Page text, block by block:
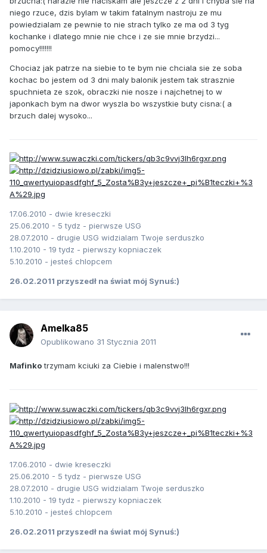
niego rzuce, dzis bylam w takim fatalnym nastroju ze mu
powiedzialam ze pewnie to nie strach tylko ze ma od 3 tyg
kochanke i dlatego mnie nie chce i ze sie mnie brzydzi...
pomocy!!!!!!!
Chociaz jak patrze na siebie to te bym nie chciala sie ze soba
kochac bo jestem od 3 dni maly balonik jestem tak strasznie
spuchnieta ze szok, obraczki nie nosze i najchetnej to w
japonkach bym na dwor wyszla bo wszystkie buty cisna:( a
brzuch dalej wysoko...
17.06.2010 - dwie kreseczki
25.06.2010 - 5 tydz - pierwsze USG
28.07.2010 - drugie USG widzialam Twoje serduszko
1.10.2010 - 19 tydz - pierwszy kopniaczek
5.10.2010 - jesteś chlopcem
26.02.2011 przyszedł na świat mój Synuś:)
Amelka85
Opublikowano 31 Stycznia 2011
Mafinkotrzymam kciuki za Ciebie i malenstwo!!!
17.06.2010 - dwie kreseczki
25.06.2010 - 5 tydz - pierwsze USG
28.07.2010 - drugie USG widzialam Twoje serduszko
1.10.2010 - 19 tydz - pierwszy kopniaczek
5.10.2010 - jesteś chlopcem
26.02.2011 przyszedł na świat mój Synuś:)